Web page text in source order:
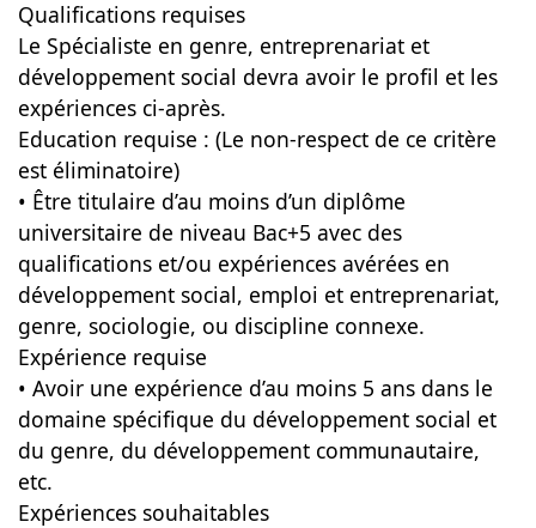
Qualifications requises
Le Spécialiste en genre, entreprenariat et
développement social devra avoir le profil et les
expériences ci-après.
Education requise : (Le non-respect de ce critère
est éliminatoire)
• Être titulaire d’au moins d’un diplôme
universitaire de niveau Bac+5 avec des
qualifications et/ou expériences avérées en
développement social, emploi et entreprenariat,
genre, sociologie, ou discipline connexe.
Expérience requise
• Avoir une expérience d’au moins 5 ans dans le
domaine spécifique du développement social et
du genre, du développement communautaire,
etc.
Expériences souhaitables